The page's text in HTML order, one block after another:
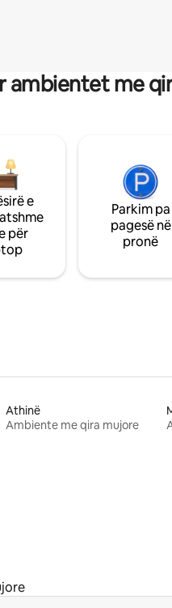
ambientet me
e
për
Parkim pa
pagesë në
pronë
Athinë
Ambiente me qira mujore